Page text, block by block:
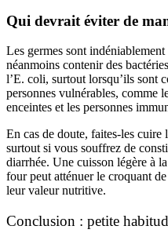
Qui devrait éviter de
Les germes sont
néanmoins contenir des
l’E. coli, surtout lorsqu’ils sont
personnes vulnérables, comme
enceintes et les personnes
En cas de doute, faites-les cuire
surtout si vous souffrez de
diarrhée. Une cuisson légère à
four peut atténuer le croquant
leur valeur nutritive.
Conclusion : petite